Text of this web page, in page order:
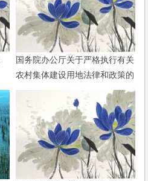
国务院办公厅关于严格执行有关
农村集体建设用地法律和政策的